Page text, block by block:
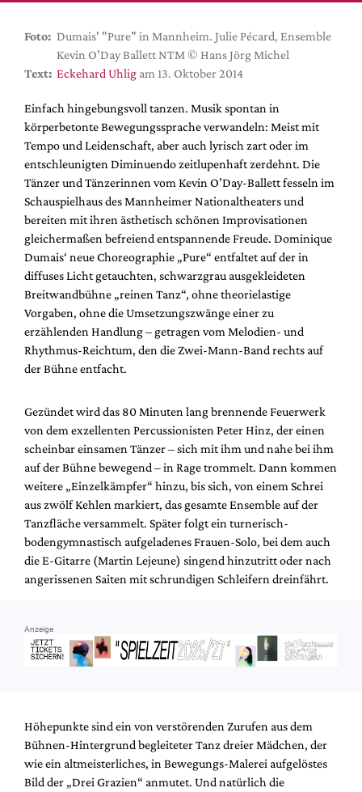
Premierensuche
Festival-Planer
Alle Hefte
Leseproben
Podcast
Service
Shop / Abo
Newsletter
Redaktion
Autor:innen
Partner
Mediadaten
Suche
Foto: Dumais' "Pure" in Mannheim. Julie Pécard, Ensemble
Kevin O'Day Ballett NTM © Hans Jörg Michel
Text: Eckehard Uhlig am 13. Oktober 2014
Einfach hingebungsvoll tanzen. Musik spontan in
körperbetonte Bewegungssprache verwandeln: Meist mit
Tempo und Leidenschaft, aber auch lyrisch zart oder im
entschleunigten Diminuendo zeitlupenhaft zerdehnt. Die
Tänzer und Tänzerinnen vom Kevin O’Day-Ballett fesseln im
Schauspielhaus des Mannheimer Nationaltheaters und
bereiten mit ihren ästhetisch schönen Improvisationen
gleichermaßen befreiend entspannende Freude. Dominique
Dumais‘ neue Choreographie „Pure“ entfaltet auf der in
diffuses Licht getauchten, schwarzgrau ausgekleideten
Breitwandbühne „reinen Tanz“, ohne theorielastige
Vorgaben, ohne die Umsetzungszwänge einer zu
erzählenden Handlung – getragen vom Melodien- und
Rhythmus-Reichtum, den die Zwei-Mann-Band rechts auf
der Bühne entfacht.
Gezündet wird das 80 Minuten lang brennende Feuerwerk
von dem exzellenten Percussionisten Peter Hinz, der einen
scheinbar einsamen Tänzer – sich mit ihm und nahe bei ihm
auf der Bühne bewegend – in Rage trommelt. Dann kommen
weitere „Einzelkämpfer“ hinzu, bis sich, von einem Schrei
aus zwölf Kehlen markiert, das gesamte Ensemble auf der
Tanzfläche versammelt. Später folgt ein turnerisch-
bodengymnastisch aufgeladenes Frauen-Solo, bei dem auch
die E-Gitarre (Martin Lejeune) singend hinzutritt oder nach
angerissenen Saiten mit schrundigen Schleifern dreinfährt.
Anzeige
Höhepunkte sind ein von verstörenden Zurufen aus dem
Bühnen-Hintergrund begleiteter Tanz dreier Mädchen, der
wie ein altmeisterliches, in Bewegungs-Malerei aufgelöstes
Bild der „Drei Grazien“ anmutet. Und natürlich die